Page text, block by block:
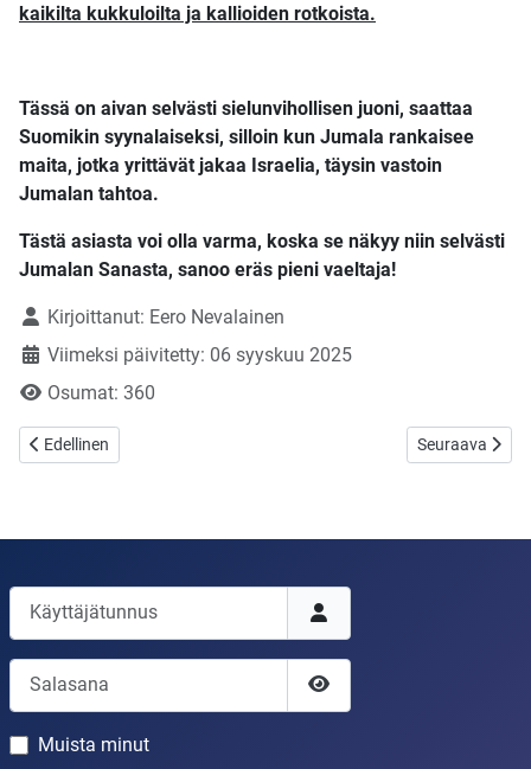
kaikilta kukkuloilta ja kallioiden rotkoista.
Tässä on aivan selvästi sielunvihollisen juoni, saattaa
Suomikin syynalaiseksi, silloin kun Jumala rankaisee
maita, jotka yrittävät jakaa Israelia, täysin vastoin
Jumalan tahtoa.
Tästä asiasta voi olla varma, koska se näkyy niin selvästi
Jumalan Sanasta, sanoo eräs pieni vaeltaja!
TietojaKirjoittanut: Eero Nevalainen
Viimeksi päivitetty: 06 syyskuu 2025
Osumat: 360
Edellinen artikkeli: Suomi otti toisen harha askeleen laholle
Edellinen Seuraava
Seuraava
Käyttäjätunnus
Salasana
Näytä salasana
Muista minut